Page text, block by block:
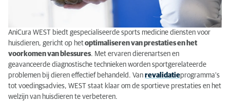
AniCura WEST biedt gespecialiseerde sports medicine diensten voor
huisdieren, gericht op hetoptimaliseren van prestaties en het
voorkomen van blessures. Met ervaren dierenartsen en
geavanceerde diagnostische technieken worden sportgerelateerde
problemen bij dieren effectief behandeld. Van revalidatieprogramma's
tot voedingsadvies, WEST staat klaar om de sportieve prestaties en het
welzijn van huisdieren te verbeteren.